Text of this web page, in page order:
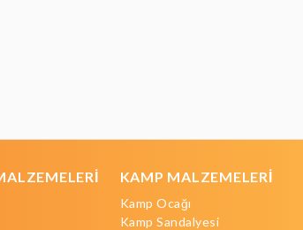
KAMP MALZEMELERİ
Kamp Ocağı
Kamp Sandalyesi